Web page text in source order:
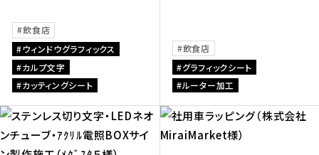
飲食店
ウィンドウグラフィックス
カルプ文字
カッティングシート
飲食店
グラフィックシート
ルーター加工